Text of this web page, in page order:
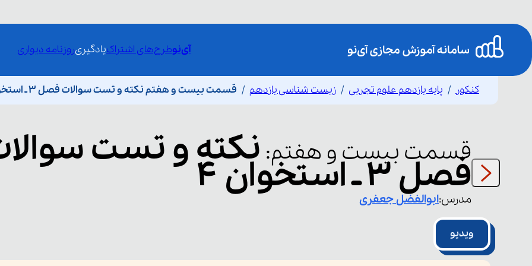
آی‌نوطرح‌های اشتراکیادگیریروزنامه دیواری
کنکور پایه یازدهم علوم تجربی زیست شناسی یازدهم قسمت بیست و هفتم نکته و تست سوالات فصل ۳ ـ استخوان ۴
قسمت بیست و هفتم: نکته و تست
فصل ۳ ـ استخوان ۴
مدرس:ابوالفضلجعفری
ویدیو